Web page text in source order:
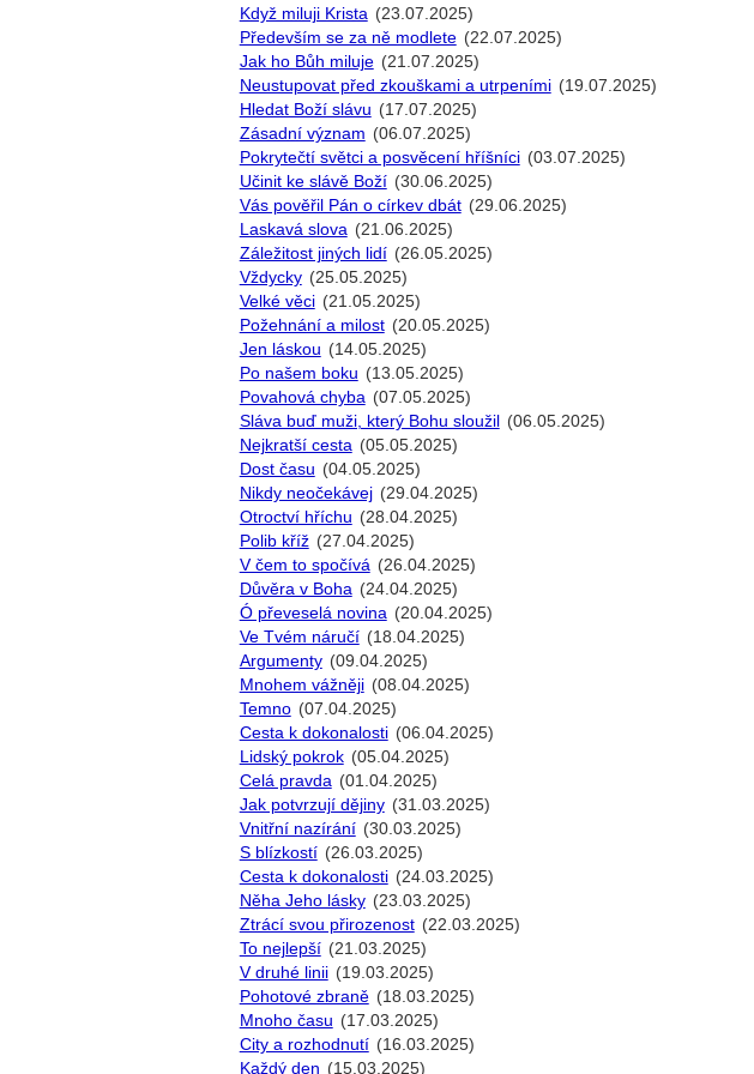
Když miluji Krista (23.07.2025)
Především se za ně modlete (22.07.2025)
Jak ho Bůh miluje (21.07.2025)
Neustupovat před zkouškami a utrpeními (19.07.2025)
Hledat Boží slávu (17.07.2025)
Zásadní význam (06.07.2025)
Pokrytečtí světci a posvěcení hříšníci (03.07.2025)
Učinit ke slávě Boží (30.06.2025)
Vás pověřil Pán o církev dbát (29.06.2025)
Laskavá slova (21.06.2025)
Záležitost jiných lidí (26.05.2025)
Vždycky (25.05.2025)
Velké věci (21.05.2025)
Požehnání a milost (20.05.2025)
Jen láskou (14.05.2025)
Po našem boku (13.05.2025)
Povahová chyba (07.05.2025)
Sláva buď muži, který Bohu sloužil
(06.05.2025)
Nejkratší cesta (05.05.2025)
Dost času (04.05.2025)
Nikdy neočekávej (29.04.2025)
Otroctví hříchu (28.04.2025)
Polib kříž (27.04.2025)
V čem to spočívá (26.04.2025)
Důvěra v Boha (24.04.2025)
Ó převeselá novina (20.04.2025)
Ve Tvém náručí (18.04.2025)
Argumenty (09.04.2025)
Mnohem vážněji (08.04.2025)
Temno (07.04.2025)
Cesta k dokonalosti (06.04.2025)
Lidský pokrok (05.04.2025)
Celá pravda (01.04.2025)
Jak potvrzují dějiny (31.03.2025)
Vnitřní nazírání (30.03.2025)
S blízkostí (26.03.2025)
Cesta k dokonalosti (24.03.2025)
Něha Jeho lásky (23.03.2025)
Ztrácí svou přirozenost (22.03.2025)
To nejlepší (21.03.2025)
V druhé linii (19.03.2025)
Pohotové zbraně (18.03.2025)
Mnoho času (17.03.2025)
City a rozhodnutí (16.03.2025)
Každý den (15.03.2025)